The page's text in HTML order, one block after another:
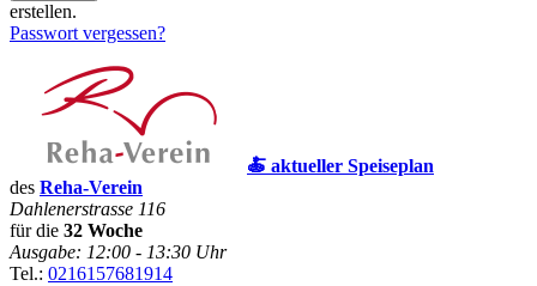
erstellen.
Passwort vergessen?
🍝 aktueller Speiseplan
des Reha-Verein
Dahlenerstrasse 116
für die 32 Woche
Ausgabe: 12:00 - 13:30 Uhr
Tel.: 0216157681914